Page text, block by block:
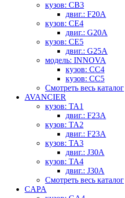
кузов: CB3
двиг.: F20A
кузов: CE4
двиг.: G20A
кузов: CE5
двиг.: G25A
модель: INNOVA
кузов: CC4
кузов: CC5
Смотреть весь каталог
AVANCIER
кузов: TA1
двиг.: F23A
кузов: TA2
двиг.: F23A
кузов: TA3
двиг.: J30A
кузов: TA4
двиг.: J30A
Смотреть весь каталог
CAPA